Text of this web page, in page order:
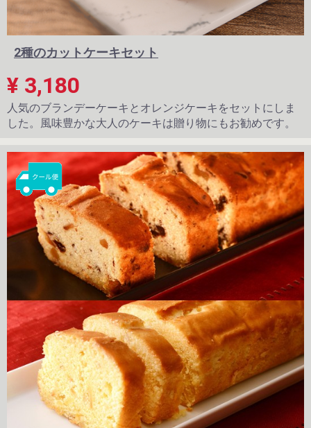
2種のカットケーキセット
¥ 3,180
人気のブランデーケーキとオレンジケーキをセットにしま
した。風味豊かな大人のケーキは贈り物にもお勧めです。